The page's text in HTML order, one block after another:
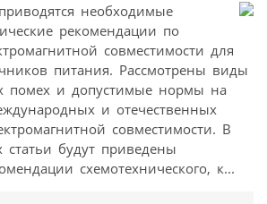
необходимые
рекомендации по
совместимости для
питания. Рассмотрены виды
помех и допустимые нормы на
и отечественных
совместимости. В
статьи будут приведены
схемотехнического, к...